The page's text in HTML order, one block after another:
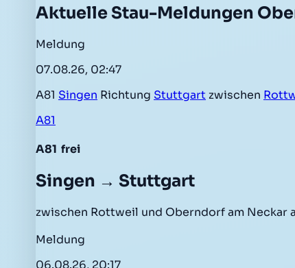
Aktuelle Stau-Meldungen
Meldung
07.08.26, 02:47
A81 Singen Richtung Stuttgart zwischen
A81
A81 frei
Singen → Stuttgart
zwischen Rottweil und Oberndorf am Neckar
Meldung
06.08.26, 20:17